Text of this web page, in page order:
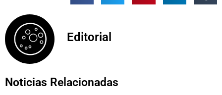
Editorial
Noticias Relacionadas